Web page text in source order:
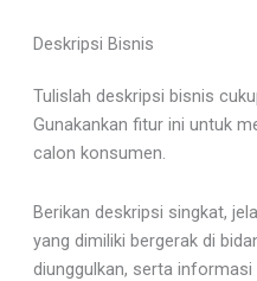
Deskripsi Bisnis
Tulislah deskripsi bisnis
Gunakankan fitur ini untuk
calon konsumen.
Berikan deskripsi singkat,
yang dimiliki bergerak di
diunggulkan, serta informasi